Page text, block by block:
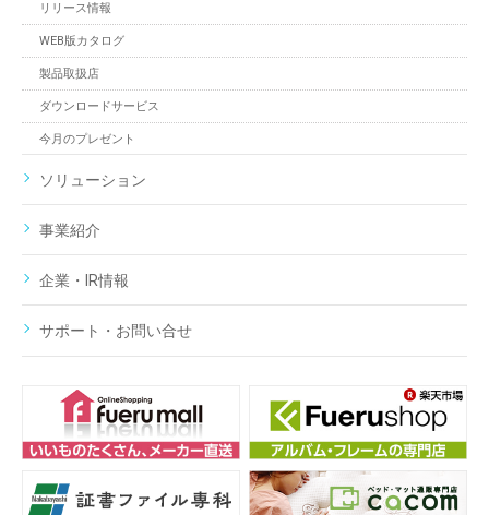
リリース情報
WEB版カタログ
製品取扱店
ダウンロードサービス
今月のプレゼント
ソリューション
事業紹介
企業・IR情報
サポート・お問い合せ